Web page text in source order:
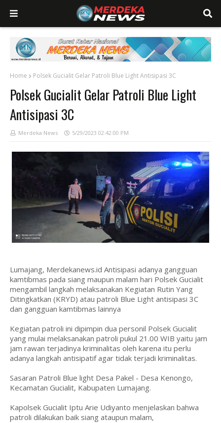
Home Polsek Gucialit Gelar Patroli Blue Light Antisipasi 3C
Polsek Gucialit Gelar Patroli Blue Light
Antisipasi 3C
Merdeka News 5/29/2023 02:42:00 PM
Lumajang, Merdekanews.id Antisipasi adanya gangguan
kamtibmas pada siang maupun malam hari Polsek Gucialit
mengambil langkah melaksanakan Kegiatan Rutin Yang
Ditingkatkan (KRYD) atau patroli Blue Light antisipasi 3C
dan gangguan kamtibmas lainnya
Kegiatan patroli ini dipimpin dua personil Polsek Gucialit
yang mulai melaksanakan patroli pukul 21.00 WIB yaitu jam
jam rawan terjadinya kriminalitas oleh karena itu perlu
adanya langkah antisipatif agar tidak terjadi kriminalitas.
Sasaran Patroli Blue light Desa Pakel - Desa Kenongo,
Kecamatan Gucialit, Kabupaten Lumajang.
Kapolsek Gucialit Iptu Arie Udiyanto menjelaskan bahwa
patroli dilakukan baik siang ataupun malam,